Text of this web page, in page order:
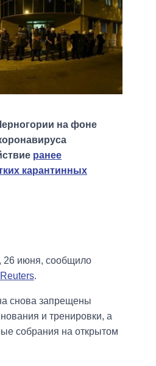
на фоне
ранее
карантинных
26 июня, сообщило
Reuters.
снова запрещены
и тренировки, а
собрания на открытом